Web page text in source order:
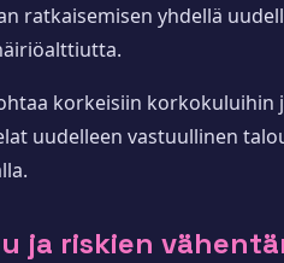
ratkaisemisen yhdellä
korkeisiin
uudelleen vastuullinen
ja riskien